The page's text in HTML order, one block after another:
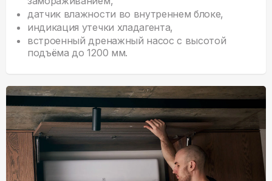
датчик влажности во внутреннем блоке,
индикация утечки хладагента,
встроенный дренажный насос с высотой
подъёма до 1200 мм.